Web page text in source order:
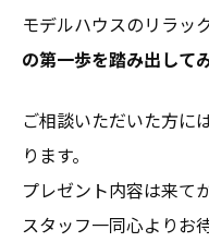
モデルハウスのリラッ
の第一歩を踏み出して
ご相談いただいた方に
ります。
プレゼント内容は来て
スタッフ一同心よりお